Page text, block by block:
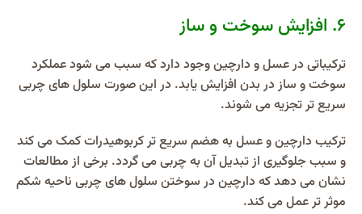
6. افزایش سوخت و ساز
ترکیباتی در عسل و دارچین وجود دارد که سبب می شود عملکرد
سوخت و ساز در بدن افزایش یابد. در این صورت سلول های چربی
سریع تر تجزیه می شوند.
ترکیب دارچین و عسل به هضم سریع تر کربوهیدرات کمک می کند
و سبب جلوگیری از تبدیل آن به چربی می گردد. برخی از مطالعات
نشان می دهد که دارچین در سوختن سلول های چربی ناحیه شکم
موثر تر عمل می کند.